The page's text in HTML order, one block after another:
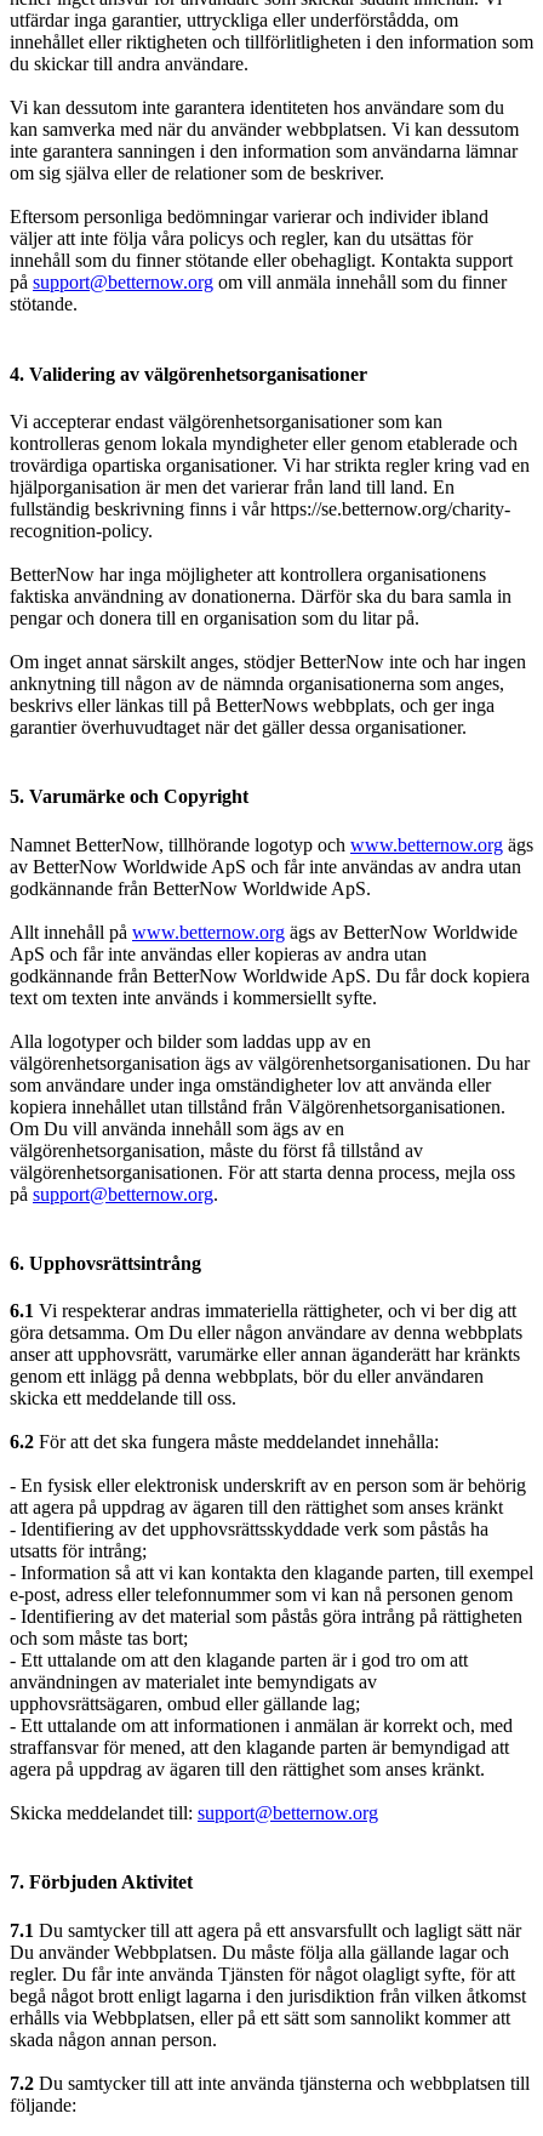
utfärdar inga garantier, uttryckliga eller underförstådda, om
innehållet eller riktigheten och tillförlitligheten i den information som
du skickar till andra användare.
Vi kan dessutom inte garantera identiteten hos användare som du
kan samverka med när du använder webbplatsen. Vi kan dessutom
inte garantera sanningen i den information som användarna lämnar
om sig själva eller de relationer som de beskriver.
Eftersom personliga bedömningar varierar och individer ibland
väljer att inte följa våra policys och regler, kan du utsättas för
innehåll som du finner stötande eller obehagligt. Kontakta support
på support@betternow.org om vill anmäla innehåll som du finner
stötande.
4. Validering av välgörenhetsorganisationer
Vi accepterar endast välgörenhetsorganisationer som kan
kontrolleras genom lokala myndigheter eller genom etablerade och
trovärdiga opartiska organisationer. Vi har strikta regler kring vad en
hjälporganisation är men det varierar från land till land. En
fullständig beskrivning finns i vår https://se.betternow.org/charity-
recognition-policy.
BetterNow har inga möjligheter att kontrollera organisationens
faktiska användning av donationerna. Därför ska du bara samla in
pengar och donera till en organisation som du litar på.
Om inget annat särskilt anges, stödjer BetterNow inte och har ingen
anknytning till någon av de nämnda organisationerna som anges,
beskrivs eller länkas till på BetterNows webbplats, och ger inga
garantier överhuvudtaget när det gäller dessa organisationer.
5. Varumärke och Copyright
Namnet BetterNow, tillhörande logotyp och www.betternow.org ägs
av BetterNow Worldwide ApS och får inte användas av andra utan
godkännande från BetterNow Worldwide ApS.
Allt innehåll på www.betternow.org ägs av BetterNow Worldwide
ApS och får inte användas eller kopieras av andra utan
godkännande från BetterNow Worldwide ApS. Du får dock kopiera
text om texten inte används i kommersiellt syfte.
Alla logotyper och bilder som laddas upp av en
välgörenhetsorganisation ägs av välgörenhetsorganisationen. Du har
som användare under inga omständigheter lov att använda eller
kopiera innehållet utan tillstånd från Välgörenhetsorganisationen.
Om Du vill använda innehåll som ägs av en
välgörenhetsorganisation, måste du först få tillstånd av
välgörenhetsorganisationen. För att starta denna process, mejla oss
på support@betternow.org.
6. Upphovsrättsintrång
6.1 Vi respekterar andras immateriella rättigheter, och vi ber dig att
göra detsamma. Om Du eller någon användare av denna webbplats
anser att upphovsrätt, varumärke eller annan äganderätt har kränkts
genom ett inlägg på denna webbplats, bör du eller användaren
skicka ett meddelande till oss.
6.2 För att det ska fungera måste meddelandet innehålla:
- En fysisk eller elektronisk underskrift av en person som är behörig
att agera på uppdrag av ägaren till den rättighet som anses kränkt
- Identifiering av det upphovsrättsskyddade verk som påstås ha
utsatts för intrång;
- Information så att vi kan kontakta den klagande parten, till exempel
e-post, adress eller telefonnummer som vi kan nå personen genom
- Identifiering av det material som påstås göra intrång på rättigheten
och som måste tas bort;
- Ett uttalande om att den klagande parten är i god tro om att
användningen av materialet inte bemyndigats av
upphovsrättsägaren, ombud eller gällande lag;
- Ett uttalande om att informationen i anmälan är korrekt och, med
straffansvar för mened, att den klagande parten är bemyndigad att
agera på uppdrag av ägaren till den rättighet som anses kränkt.
Skicka meddelandet till: support@betternow.org
7. Förbjuden Aktivitet
7.1 Du samtycker till att agera på ett ansvarsfullt och lagligt sätt när
Du använder Webbplatsen. Du måste följa alla gällande lagar och
regler. Du får inte använda Tjänsten för något olagligt syfte, för att
begå något brott enligt lagarna i den jurisdiktion från vilken åtkomst
erhålls via Webbplatsen, eller på ett sätt som sannolikt kommer att
skada någon annan person.
7.2 Du samtycker till att inte använda tjänsterna och webbplatsen till
följande: